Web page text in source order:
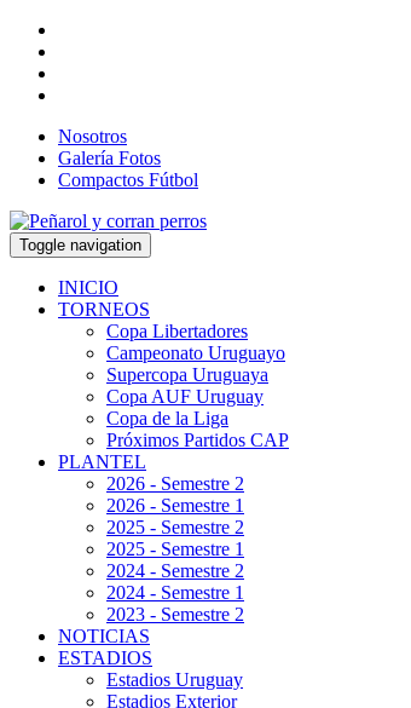
Nosotros
Galería Fotos
Compactos Fútbol
Toggle navigation
INICIO
TORNEOS
Copa Libertadores
Campeonato Uruguayo
Supercopa Uruguaya
Copa AUF Uruguay
Copa de la Liga
Próximos Partidos CAP
PLANTEL
2026 - Semestre 2
2026 - Semestre 1
2025 - Semestre 2
2025 - Semestre 1
2024 - Semestre 2
2024 - Semestre 1
2023 - Semestre 2
NOTICIAS
ESTADIOS
Estadios Uruguay
Estadios Exterior